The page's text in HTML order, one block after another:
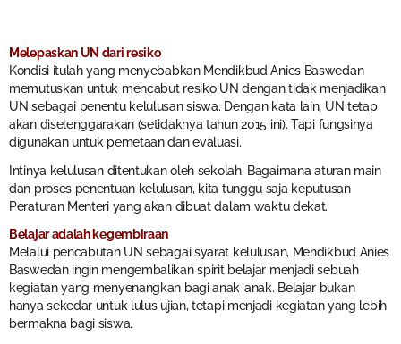
Melepaskan UN dari resiko
Kondisi itulah yang menyebabkan Mendikbud Anies Baswedan
memutuskan untuk mencabut resiko UN dengan tidak menjadikan
UN sebagai penentu kelulusan siswa. Dengan kata lain, UN tetap
akan diselenggarakan (setidaknya tahun 2015 ini). Tapi fungsinya
digunakan untuk pemetaan dan evaluasi.
Intinya kelulusan ditentukan oleh sekolah. Bagaimana aturan main
dan proses penentuan kelulusan, kita tunggu saja keputusan
Peraturan Menteri yang akan dibuat dalam waktu dekat.
Belajar adalah kegembiraan
Melalui pencabutan UN sebagai syarat kelulusan, Mendikbud Anies
Baswedan ingin mengembalikan spirit belajar menjadi sebuah
kegiatan yang menyenangkan bagi anak-anak. Belajar bukan
hanya sekedar untuk lulus ujian, tetapi menjadi kegiatan yang lebih
bermakna bagi siswa.